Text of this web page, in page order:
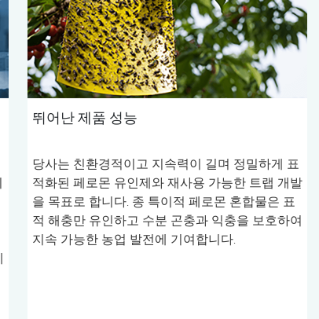
뛰어난 제품 성능
당사는 친환경적이고 지속력이 길며 정밀하게 표
적화된 페로몬 유인제와 재사용 가능한 트랩 개발
을 목표로 합니다. 종 특이적 페로몬 혼합물은 표
적 해충만 유인하고 수분 곤충과 익충을 보호하여
지속 가능한 농업 발전에 기여합니다.